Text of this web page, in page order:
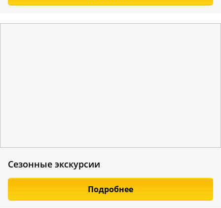
Сезонные экскурсии
Подробнее